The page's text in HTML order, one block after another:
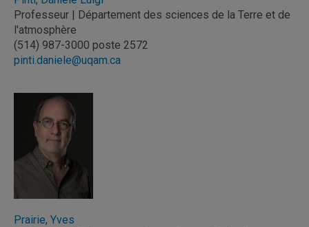
Professeur | Département des sciences de la Terre et de
l'atmosphère
(514) 987-3000 poste 2572
pinti.daniele@uqam.ca
Prairie, Yves